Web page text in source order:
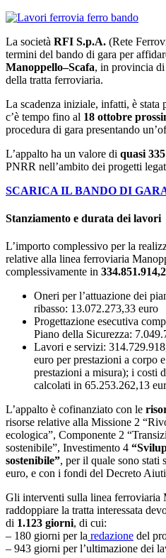
La società RFI S.p.A. (Rete
termini del bando di gara per
Manoppello–Scafa, in provincia
della tratta ferroviaria.
La scadenza iniziale, infatti, è stata
c’è tempo fino al 18 ottobre
procedura di gara presentando
L’appalto ha un valore di quasi
PNRR nell’ambito dei progetti
SCARICA IL BANDO DI
Stanziamento e durata dei lavori
L’importo complessivo per la
relative alla linea ferroviaria
complessivamente in
Oneri per l’attuazione dei
ribasso: 13.072.273,33 euro
Progettazione esecutiva
Piano della Sicurezza:
Lavori e servizi:
euro per prestazioni a corpo
prestazioni a misura); i costi
calcolati in 65.253.262,13
L’appalto è cofinanziato con le
risorse relative alla Missione 2
ecologica”, Componente 2
sostenibile”, Investimento 4
sostenibile”, per il quale sono stati
euro, e con i fondi del Decreto
Gli interventi sulla linea ferroviaria
raddoppiare la tratta interessata
di 1.123 giorni, di cui:
– 180 giorni per la redazione del
– 943 giorni per l’ultimazione dei